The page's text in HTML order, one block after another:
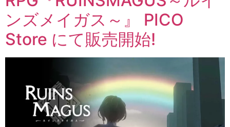
ンズメイガス～』 PICO
Store にて販売開始!